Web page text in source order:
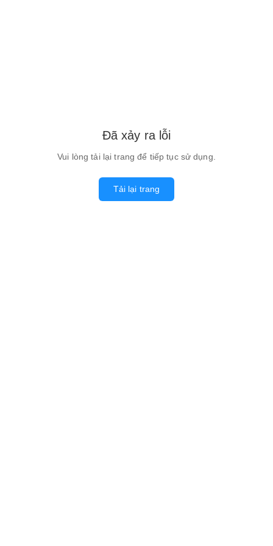
Đã xảy ra lỗi
Vui lòng tải lại trang để tiếp tục sử dụng.
Tải lại trang